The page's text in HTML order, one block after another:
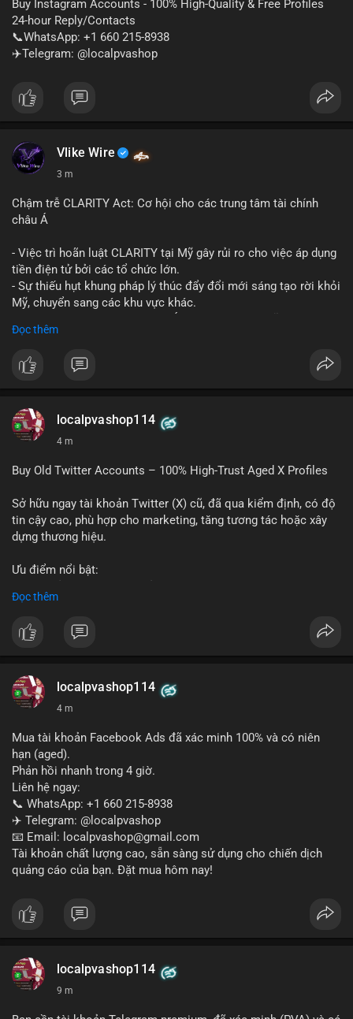
Buy Instagram Accounts - 100% High-Quality & Free Profiles
24-hour Reply/Contacts
📞WhatsApp: +1 660 215-8938
✈️Telegram: @localpvashop
Vlike Wire
3 m
Chậm trễ CLARITY Act: Cơ hội cho các trung tâm tài chính
châu Á
- Việc trì hoãn luật CLARITY tại Mỹ gây rủi ro cho việc áp dụng
tiền điện tử bởi các tổ chức lớn.
- Sự thiếu hụt khung pháp lý thúc đẩy đổi mới sáng tạo rời khỏi
Mỹ, chuyển sang các khu vực khác.
trường khi Mỹ còn đang lúng túng về luật pháp.
#binancesquare #blockchain
#vlikevn #titanbot
📰 Nguồn: Cointelegraph
Đọc thêm
localpvashop114
4 m
Buy Old Twitter Accounts – 100% High-Trust Aged X Profiles
Sở hữu ngay tài khoản Twitter (X) cũ, đã qua kiểm định, có độ
tin cậy cao, phù hợp cho marketing, tăng tương tác hoặc xây
dựng thương hiệu.
Ưu điểm nổi bật:
- Hồ sơ hoàn chỉnh, giảm nguy cơ bị khóa
Liên hệ ngay để được tư vấn:
✈️ Telegram: @localpvashop
📧 Email: localpvashop@gmail.com
Đọc thêm
localpvashop114
4 m
Mua tài khoản Facebook Ads đã xác minh 100% và có niên
hạn (aged).
Phản hồi nhanh trong 4 giờ.
Liên hệ ngay:
📞 WhatsApp: +1 660 215-8938
✈️ Telegram: @localpvashop
📧 Email: localpvashop@gmail.com
Tài khoản chất lượng cao, sẵn sàng sử dụng cho chiến dịch
quảng cáo của bạn. Đặt mua hôm nay!
localpvashop114
9 m